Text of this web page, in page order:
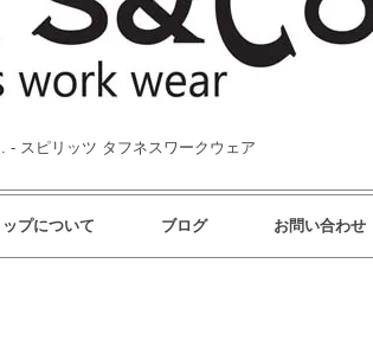
- スピリッツ タフネスワークウェア
プについて ブログ お問い合わせ